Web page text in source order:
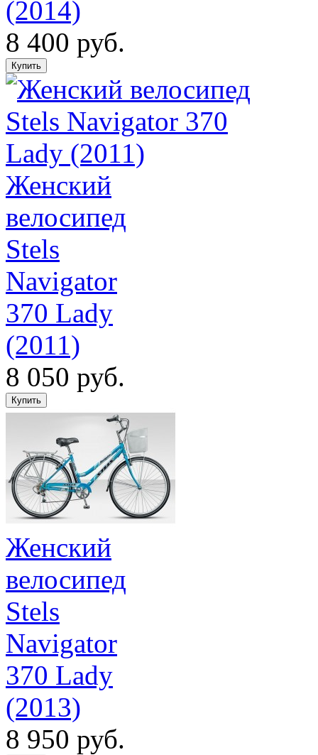
(2014)
8 400 руб.
Женский
велосипед
Stels
Navigator
370 Lady
(2011)
8 050 руб.
Женский
велосипед
Stels
Navigator
370 Lady
(2013)
8 950 руб.